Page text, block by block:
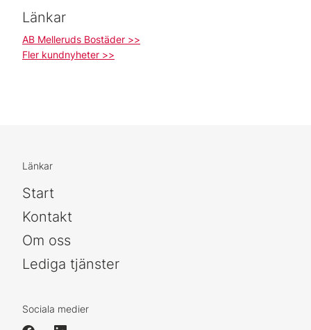
Länkar
AB Melleruds Bostäder >>
Fler kundnyheter >>
Länkar
Start
Kontakt
Om oss
Lediga tjänster
Sociala medier